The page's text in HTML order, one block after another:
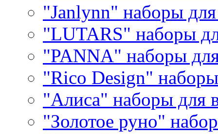
"Janlynn" наборы
"LUTARS" наборы
"PANNA" наборы
"Rico Design"
"Алиса" наборы для
"Золотое руно"